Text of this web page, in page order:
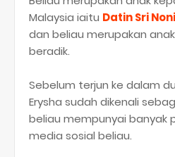
Malaysia iaitu Datin Sri
dan beliau merupakan
beradik.
Sebelum terjun ke dalam
Erysha sudah dikenali
beliau mempunyai banyak
media sosial beliau.